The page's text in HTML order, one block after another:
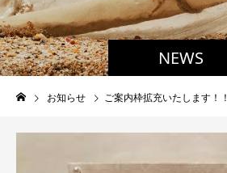
NEWS
お知らせ ご案内枠拡充いたします！！